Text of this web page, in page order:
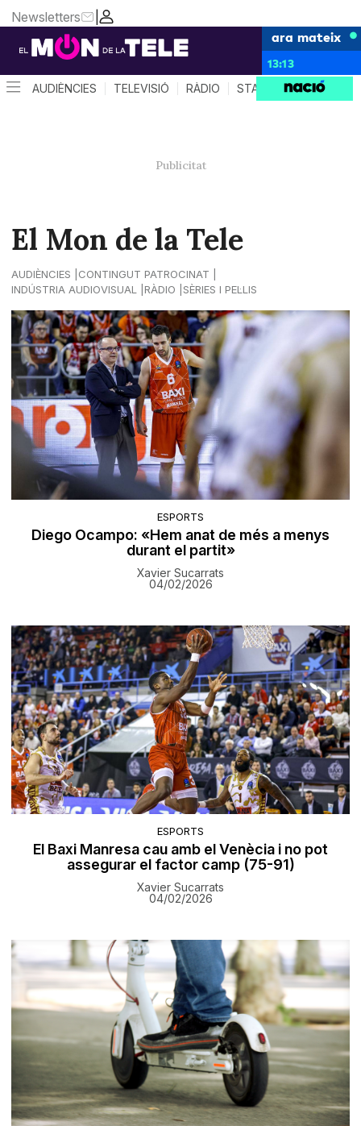
|
Newsletters
ara mateix
13:13
AUDIÈNCIES TELEVISIÓ RÀDIO STAR SYSTEM
El Mon de la Tele
AUDIÈNCIES
CONTINGUT PATROCINAT
INDÚSTRIA AUDIOVISUAL
RÀDIO SÈRIES I PEL·LIS
ESPORTS
Diego Ocampo: «Hem anat de més a menys
durant el partit»
Xavier Sucarrats
04/02/2026
ESPORTS
El Baxi Manresa cau amb el Venècia i no pot
assegurar el factor camp (75-91)
Xavier Sucarrats
04/02/2026